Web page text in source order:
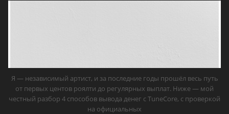
Я — независимый артист, и за последние годы прошёл весь путь
от первых центов роялти до регулярных выплат. Ниже — мой
честный разбор 4 способов вывода денег с TuneCore, с проверкой
на официальных